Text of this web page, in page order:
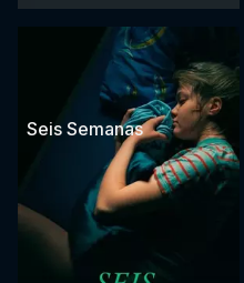
Seis Semanas